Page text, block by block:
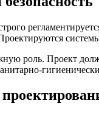
роль. Проект